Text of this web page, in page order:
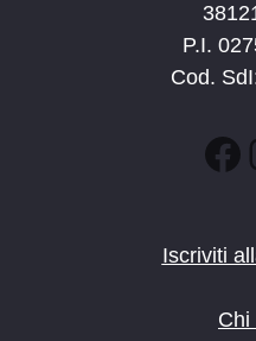
P.I.
Cod.
Iscriviti
Chi